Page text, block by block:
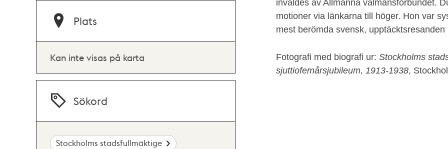
invaldes av Allmänna valmansförbundet.
motioner via länkarna till höger. Hon var
mest berömda svensk, upptäcktsresanden
Fotografi med biografi ur: Stockholms
sjuttiofemårsjubileum, 1913-1938,
Plats
Kan inte visas på karta
Sökord
Stockholms stadsfullmäktige